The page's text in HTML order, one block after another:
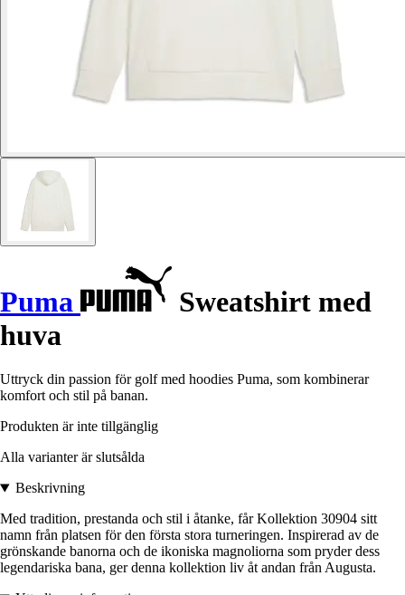
Puma
Sweatshirt med
huva
Uttryck din passion för golf med hoodies Puma, som kombinerar
komfort och stil på banan.
Produkten är inte tillgänglig
Alla varianter är slutsålda
Beskrivning
Med tradition, prestanda och stil i åtanke, får Kollektion 30904 sitt
namn från platsen för den första stora turneringen. Inspirerad av de
grönskande banorna och de ikoniska magnoliorna som pryder dess
legendariska bana, ger denna kollektion liv åt andan från Augusta.